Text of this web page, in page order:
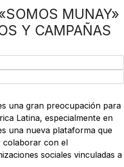
MUNAY»
Y CAMPAÑAS
una gran preocupación para
Latina, especialmente en
una nueva plataforma que
colaborar con el
sociales vinculadas a